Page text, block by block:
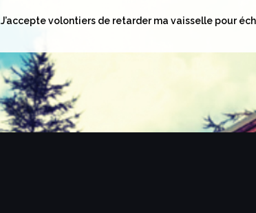
J’accepte volontiers de retarder ma vaisselle pour